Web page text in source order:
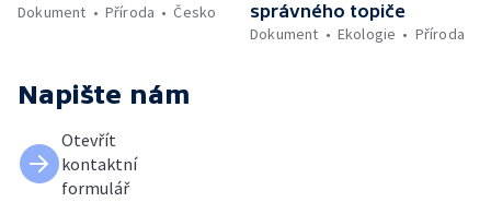
Dokument
Příroda Česko
správného topiče
Dokument
Ekologie Příroda
Napište nám
Otevřít
kontaktní
formulář